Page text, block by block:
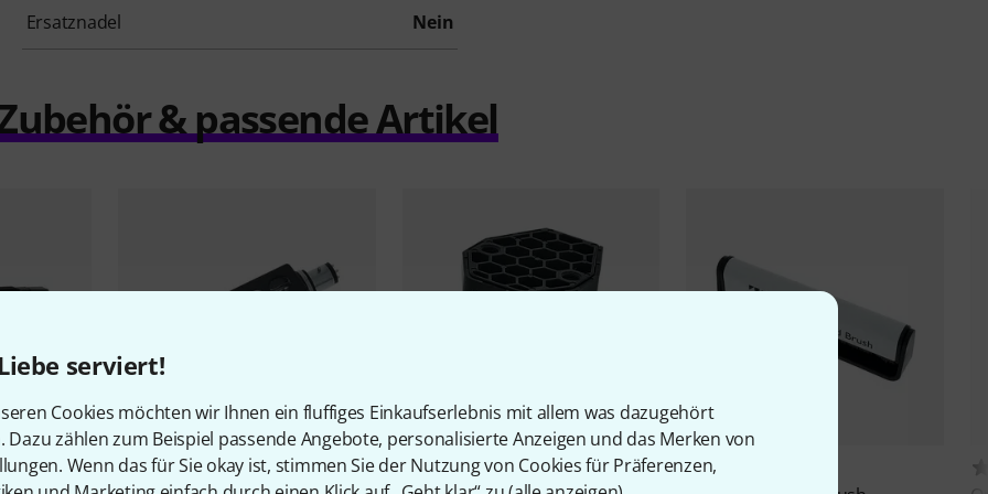
serviert!
Cookies möchten wir Ihnen ein fluffiges Einkaufserlebnis mit allem was dazugehört
Dazu zählen zum Beispiel passende Angebote, personalisierte Anzeigen und das Merken von
Wenn das für Sie okay ist, stimmen Sie der Nutzung von Cookies für Präferenzen,
Ersatznadel Nein
& passende Artikel
167 OrtofonMC X40